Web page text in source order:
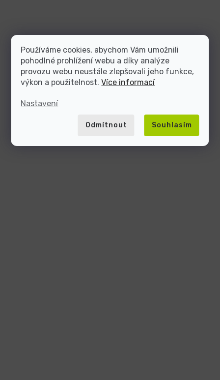
Používáme cookies, abychom Vám umožnili
pohodlné prohlížení webu a díky analýze
provozu webu neustále zlepšovali jeho funkce,
výkon a použitelnost.Více informací
Nastavení
Odmítnout Souhlasím